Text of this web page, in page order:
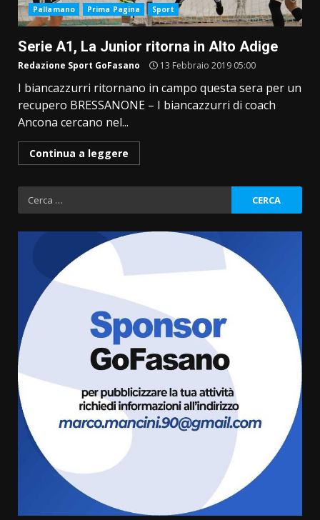
Pallamano Prima Pagina Sport
Serie A1, La Junior ritorna in Alto Adige
Redazione Sport GoFasano 13 Febbraio 2019 05:00
I biancazzurri ritornano in campo questa sera per un
recupero BRESSANONE – I biancazzurri di coach
Ancona cercano nel...
Continua a leggere
Ricerca
per:
Fasanese ferito a colpi di arma
da fuoco
Carta d’identità: continua il piano
di aperture straordinarie del
Comune di Fasano
Grazia Neglia, coordinatrice